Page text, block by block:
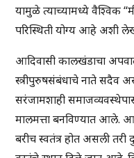
यामुळे त्याच्यामध्ये वैश्विक
परिस्थिती योग्य आहे अशी
आदिवासी कालखंडाचा
स्त्रीपुरुषसंबंधाचे नाते सदैव
सरंजामशाही
मालमत्ता बनविण्यात आले.
बरीच स्वतंत्र होत असली तरी